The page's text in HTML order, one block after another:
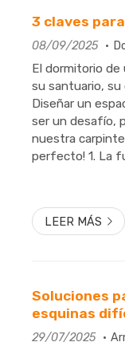
3 claves
08/09/2025
El dormitorio de
su santuario, su
Diseñar un
ser un desafío,
nuestra
perfecto! 1. La
LEER MÁS
Soluciones
esquinas
29/07/2025